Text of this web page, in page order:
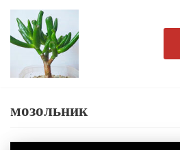
Перейти
содержимому
мозольник